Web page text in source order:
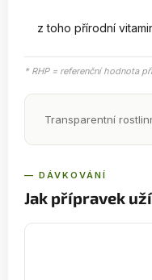
z toho přírodní
* RHP = referenční hodnota
Transparentní
— DÁVKOVÁNÍ
Jak přípravek